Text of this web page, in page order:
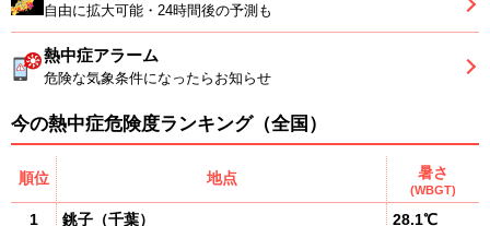
自由に拡大可能・24時間後の予測も
熱中症アラーム
危険な気象条件になったらお知らせ
今の熱中症危険度ランキング（全国）
順位 地点 暑さ
(WBGT)
1 銚子 （千葉） 28.1℃